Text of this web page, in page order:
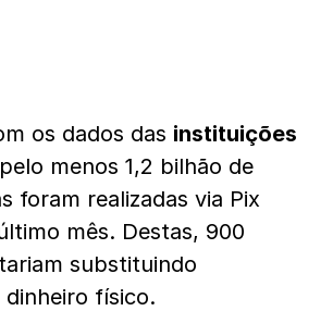
os dados das instituições
pelo menos 1,2 bilhão de
foram realizadas via Pix
mês. Destas, 900
substituindo
físico.